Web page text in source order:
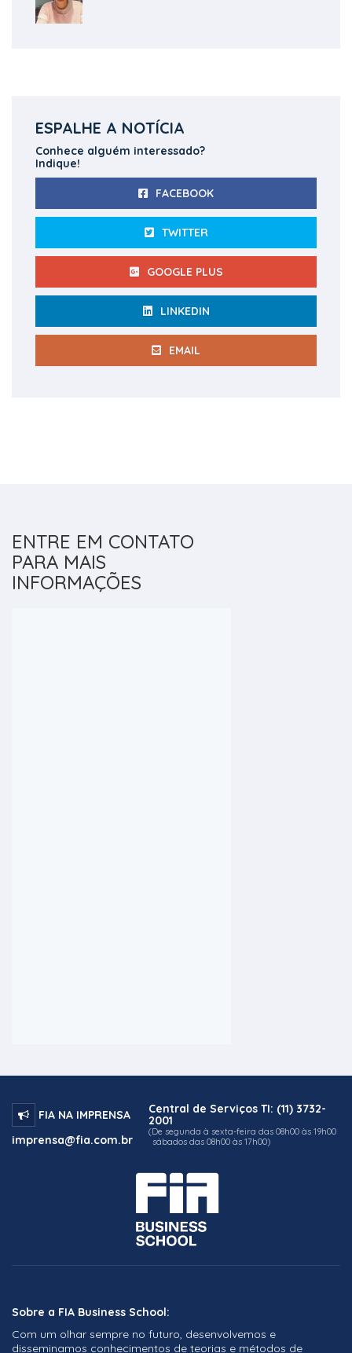
ESPALHE A NOTÍCIA
Conhece alguém interessado?
Indique!
FACEBOOK
TWITTER
GOOGLE PLUS
LINKEDIN
EMAIL
ENTRE EM CONTATO
PARA MAIS
INFORMAÇÕES
FIA NA IMPRENSA
imprensa@fia.com.br
Central de Serviços TI: (11) 3732-
2001
(De segunda à sexta-feira das 08h00 às 19h00
sábados das 08h00 às 17h00)
Sobre a FIA Business School:
Com um olhar sempre no futuro, desenvolvemos e
disseminamos conhecimentos de teorias e métodos de